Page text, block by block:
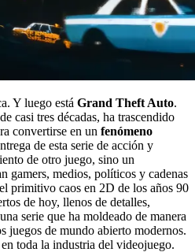
Y luego está Grand Theft Auto.
casi tres décadas, ha trascendido
convertirse en un fenómeno
de esta serie de acción y
de otro juego, sino un
gamers, medios, políticos y cadenas
primitivo caos en 2D de los años 90
de hoy, llenos de detalles,
serie que ha moldeado de manera
juegos de mundo abierto modernos.
toda la industria del videojuego.